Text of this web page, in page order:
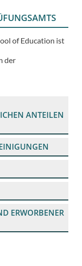
of Education ist
der
ANTEILEN
ERWORBENER